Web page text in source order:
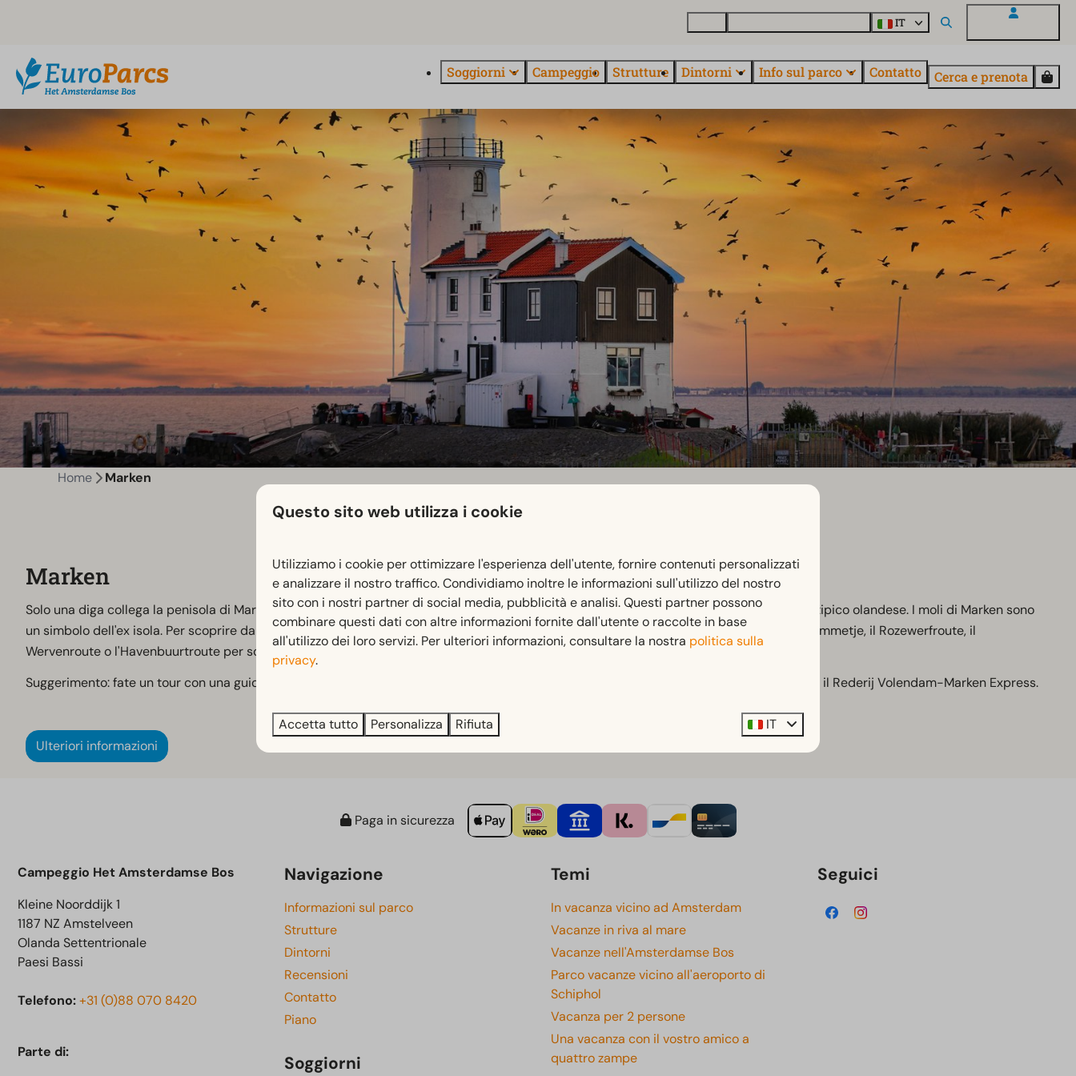
IT
Soggiorni Campeggio Strutture Dintorni Info sul parco Contatto Cerca e prenota
Home Marken
Marken
Solo una diga collega la penisola di Marken alla terraferma. A Marken si respira l'autentica atmosfera di un tempo, in un ambiente archetipico olandese. I moli di Marken sono
un simbolo dell'ex isola. Per scoprire da soli il fascino di questo luogo, è d'obbligo una passeggiata lungo i moli. Percorrete il Kerkbuurt-ommetje, il Rozewerfroute, il
Wervenroute o l'Havenbuurtroute per scoprire tutti i cantieri di Marken. Benvenuti a Mèreke, come dicono i locali!
Suggerimento: fate un tour con una guida di Rond Marken in costume tradizionale o navigate da Marken a Volendam sul Markermeer con il Rederij Volendam-Marken Express.
Ulteriori informazioni
Paga in sicurezza
Campeggio Het Amsterdamse Bos
Kleine Noorddijk 1
1187 NZ Amstelveen
Olanda Settentrionale
Paesi Bassi
Telefono:+31 (0)88 070 8420
Parte di:
Navigazione
Informazioni sul parco
Strutture
Dintorni
Recensioni
Contatto
Piano
Soggiorni
Temi
In vacanza vicino ad Amsterdam
Vacanze in riva al mare
Vacanze nell'Amsterdamse Bos
Parco vacanze vicino all'aeroporto di
Schiphol
Vacanza per 2 persone
Una vacanza con il vostro amico a
quattro zampe
Seguici
Questo sito web utilizza i cookie
Utilizziamo i cookie per ottimizzare l'esperienza dell'utente, fornire contenuti personalizzati
e analizzare il nostro traffico. Condividiamo inoltre le informazioni sull'utilizzo del nostro
sito con i nostri partner di social media, pubblicità e analisi. Questi partner possono
combinare questi dati con altre informazioni fornite dall'utente o raccolte in base
all'utilizzo dei loro servizi. Per ulteriori informazioni, consultare la nostra politica sulla
privacy.
Accetta tutto Personalizza Rifiuta IT